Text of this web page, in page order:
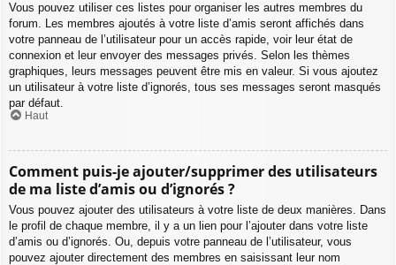
Vous pouvez utiliser ces listes pour organiser les autres membres du
forum. Les membres ajoutés à votre liste d’amis seront affichés dans
votre panneau de l’utilisateur pour un accès rapide, voir leur état de
connexion et leur envoyer des messages privés. Selon les thèmes
graphiques, leurs messages peuvent être mis en valeur. Si vous ajoutez
un utilisateur à votre liste d’ignorés, tous ses messages seront masqués
par défaut.
Haut
Comment puis-je ajouter/supprimer des utilisateurs
de ma liste d’amis ou d’ignorés ?
Vous pouvez ajouter des utilisateurs à votre liste de deux manières. Dans
le profil de chaque membre, il y a un lien pour l’ajouter dans votre liste
d’amis ou d’ignorés. Ou, depuis votre panneau de l’utilisateur, vous
pouvez ajouter directement des membres en saisissant leur nom